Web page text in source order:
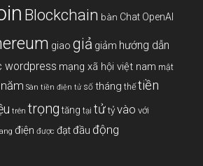
Blockchain bàn Chat OpenAI
giao giả giảm hướng dẫn
wordpress mạng xã hội việt nam mật
năm Sàn tiền điện tử số tháng thế tiền
trên trọng tăng tại tử tỷ vào với
điện được đạtđầu động